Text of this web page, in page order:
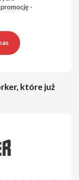
-
które już